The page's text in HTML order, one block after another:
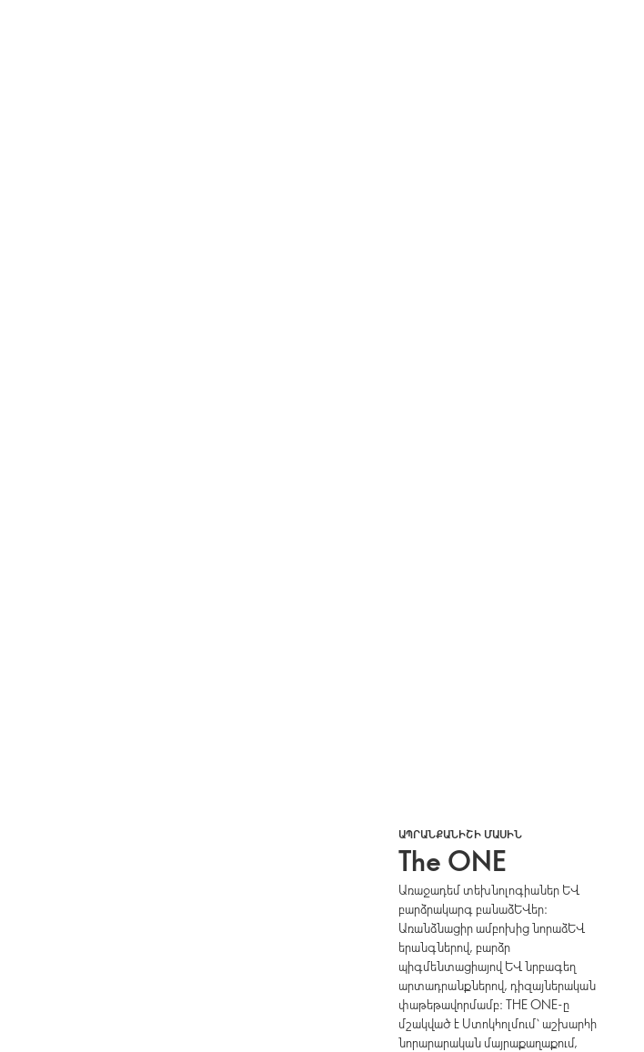
ԱՊՐԱՆՔԱՆԻՇԻ ՄԱՍԻՆ
The ONE
Առաջադեմ տեխնոլոգիաներ և
բարձրակարգ բանաձևեր։
Առանձնացիր ամբոխից նորաձև
երանգներով, բարձր
պիգմենտացիայով և նրբագեղ
արտադրանքներով, դիզայներական
փաթեթավորմամբ։ THE ONE-ը
մշակված է Ստոկհոլմում՝ աշխարհի
նորարարական մայրաքաղաքում,